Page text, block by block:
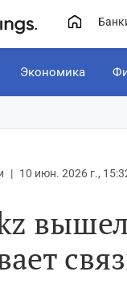
Экономика
10 июн. 2026 г.,